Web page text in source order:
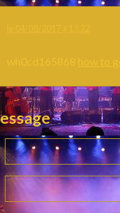
wh0cd165868 how to